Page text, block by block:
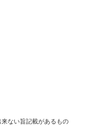
ない旨記載があるもの